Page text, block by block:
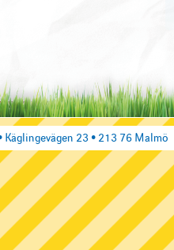
Käglingevägen 23 • 213 76 Malmö